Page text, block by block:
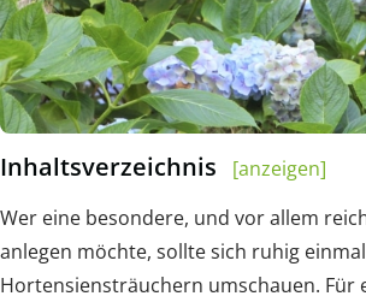
Inhaltsverzeichnis
[anzeigen]
Wer eine besondere, und vor allem
anlegen möchte, sollte sich ruhig
Hortensiensträuchern umschauen. Für